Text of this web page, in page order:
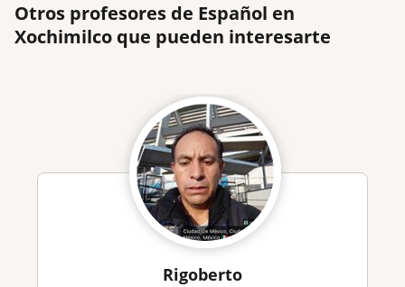
Otros profesores de Español en
Xochimilco que pueden interesarte
Rigoberto